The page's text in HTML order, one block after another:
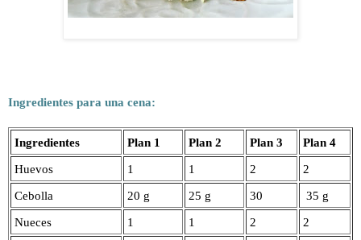
Ingredientes para una cena:
Ingredientes Plan 1 Plan 2 Plan 3
Plan 4
Huevos
1 1 2
2
Cebolla
20 g 25 g 30
35 g
Nueces
1 1 2
2